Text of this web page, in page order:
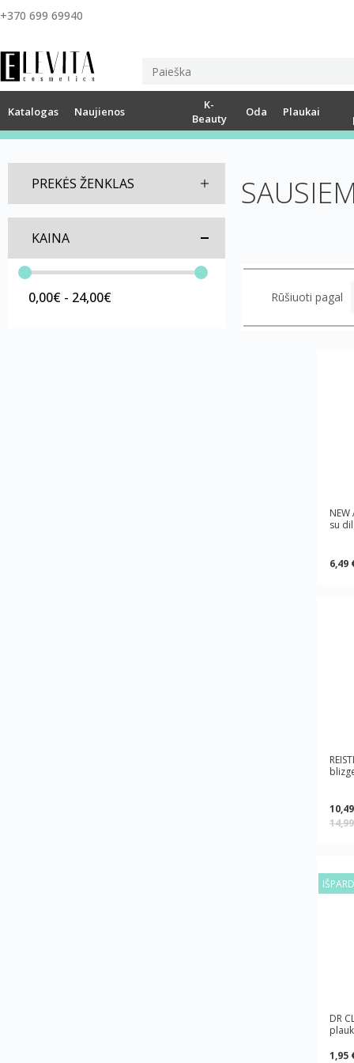
+370 699 69940
Katalogas Naujienos
K-
Beauty
Oda Plaukai
PREKĖS ŽENKLAS
KAINA
0,00€ - 24,00€ Rūšiuoti pagal
su
6,49
DR
1,95